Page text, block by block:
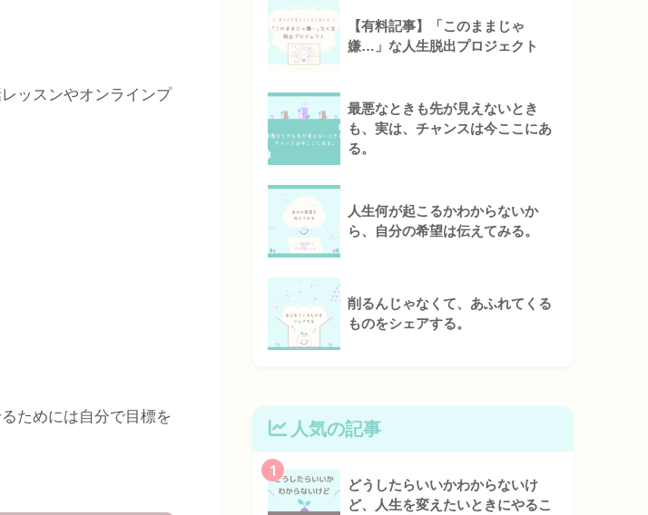
ッスンやオンラインプ
ためには自分で目標を
【有料記事】「このままじゃ
嫌…」な人生脱出プロジェクト
最悪なときも先が見えないとき
も、実は、チャンスは今ここにあ
る。
人生何が起こるかわからないか
ら、自分の希望は伝えてみる。
削るんじゃなくて、あふれてくる
ものをシェアする。
人気の記事
1
どうしたらいいかわからないけ
ど、人生を変えたいときにやるこ